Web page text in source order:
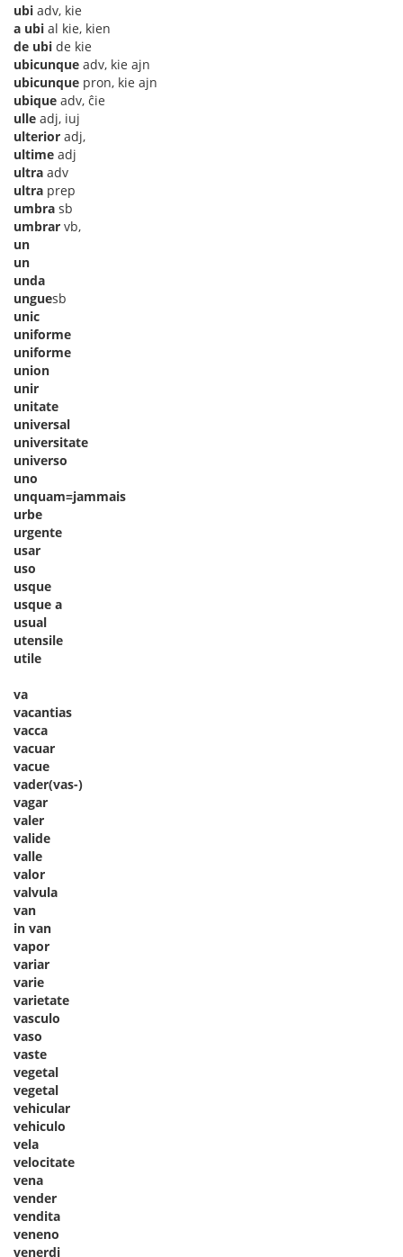
ubi adv, kie
a ubi al kie, kien
de ubi de kie
ubicunque adv, kie ajn
ubicunque pron, kie ajn
ubique adv, ĉie
ulle adj, iuj
ulterior adj,
ultime adj
ultra adv
ultra prep
umbra sb
umbrar vb,
un
un
unda
unguesb
unic
uniforme
uniforme
union
unir
unitate
universal
universitate
universo
uno
unquam=jammais
urbe
urgente
usar
uso
usque
usque a
usual
utensile
utile
va
vacantias
vacca
vacuar
vacue
vader(vas-)
vagar
valer
valide
valle
valor
valvula
van
in van
vapor
variar
varie
varietate
vasculo
vaso
vaste
vegetal
vegetal
vehicular
vehiculo
vela
velocitate
vena
vender
vendita
veneno
venerdi